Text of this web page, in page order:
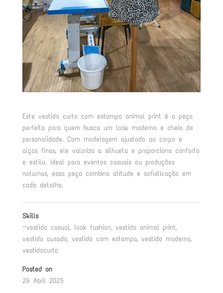
Este vestido curto com estampa animal print é a peça
perfeita para quem busca um look moderno e cheio de
personalidade. Com modelagem ajustada ao corpo e
alças finas, ele valoriza a silhueta e proporciona conforto
e estilo. Ideal para eventos casuais ou produções
noturnas, essa peça combina atitude e sofisticação em
cada detalhe.
Skills
~vestido casual, look fashion, vestido animal print,
vestido ausado, vestido com estampa, vestido moderno,
vestidocurto
Posted on
29 Abril 2025